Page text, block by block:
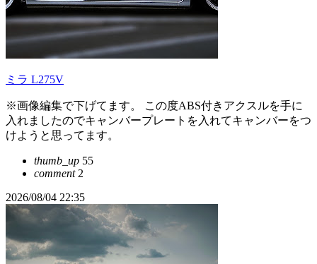
ミラ L275V
※画像編集で下げてます。 この度ABS付きアクスルを手に
入れましたのでキャンバープレートを入れてキャンバーをつ
けようと思ってます。
thumb_up 55
comment2
2026/08/04 22:35